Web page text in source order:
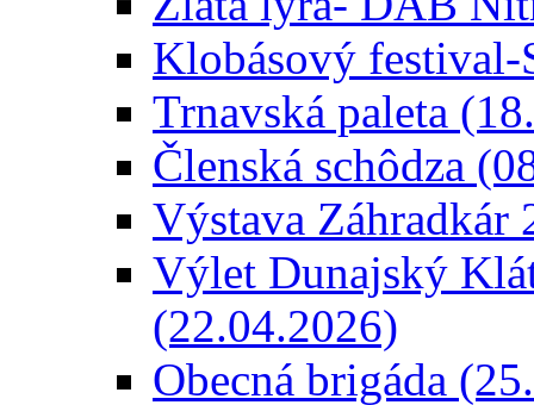
Klobásový
Trnavská paleta
Členská schôdza
Výstava Záhradkár
Výlet Dunajský
(22.04.2026)
Obecná brigáda